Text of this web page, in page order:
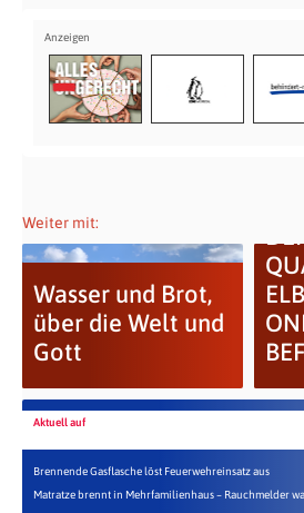
Weiter mit:
Wasser und Brot,
über die Welt und
Gott
Aktuell auf
Brennende Gasflasche löst Feuerwehreinsatz aus
Matratze brennt in Mehrfamilienhaus – Rauchmelder